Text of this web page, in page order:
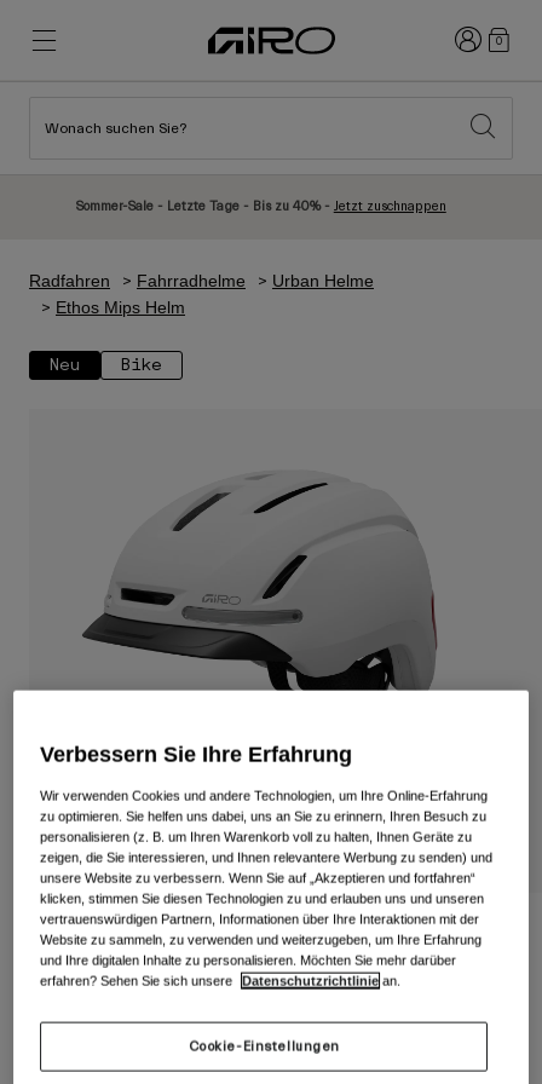
Neuzugänge
Helme
Rennrad Helme
Rennrad Schuhe
Mountainbike Schuhe
Bekleidung
Rennrad Bekleidung
Mountainbike Bekleidung
Neuzugänge
Helme
Ski
Schutzbrillen
Ski
Damen
Ersatzgläser
Alle anzeigen
Kinder
Schutzbrillen
Anmelden
0
Wonach suchen Sie?
Sommer-Sale - Letzte Tage - Bis zu 40% - Jetzt zuschnappen
Radfahren Fahrradhelme
Urban Helme
Ethos Mips Helm
Neu Bike
Ethos Mips Helm
Artikelnr.39273
Verbessern Sie Ihre Erfahrung
Wir verwenden Cookies und andere Technologien, um Ihre Online-Erfahrung
zu optimieren. Sie helfen uns dabei, uns an Sie zu erinnern, Ihren Besuch zu
personalisieren (z. B. um Ihren Warenkorb voll zu halten, Ihnen Geräte zu
zeigen, die Sie interessieren, und Ihnen relevantere Werbung zu senden) und
unsere Website zu verbessern. Wenn Sie auf „Akzeptieren und fortfahren“
klicken, stimmen Sie diesen Technologien zu und erlauben uns und unseren
vertrauenswürdigen Partnern, Informationen über Ihre Interaktionen mit der
Website zu sammeln, zu verwenden und weiterzugeben, um Ihre Erfahrung
und Ihre digitalen Inhalte zu personalisieren. Möchten Sie mehr darüber
erfahren? Sehen Sie sich unsere
Datenschutzrichtlinie an.
Cookie-Einstellungen